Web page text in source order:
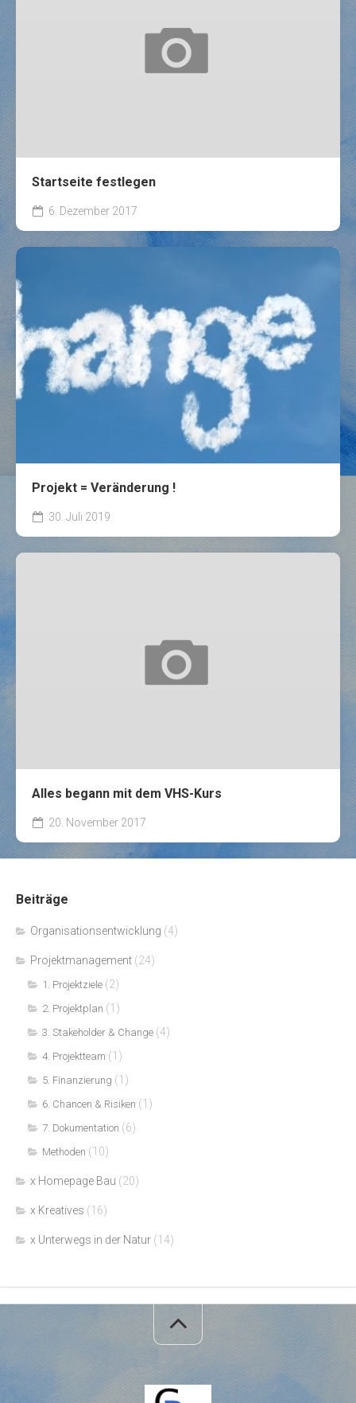
Startseite festlegen
6. Dezember 2017
Projekt = Veränderung !
30. Juli 2019
Alles begann mit dem VHS-Kurs
20. November 2017
Beiträge
Organisationsentwicklung (4)
Projektmanagement (24)
1. Projektziele (2)
2. Projektplan (1)
3. Stakeholder & Change (4)
4. Projektteam (1)
5. Finanzierung (1)
6. Chancen & Risiken (1)
7. Dokumentation (6)
Methoden (10)
x Homepage Bau (20)
x Kreatives (16)
x Unterwegs in der Natur (14)